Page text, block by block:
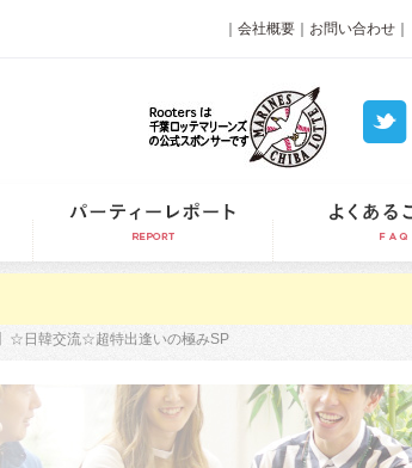
会社概要 お問い合わせ
☆日韓交流☆超特出逢いの極みSP